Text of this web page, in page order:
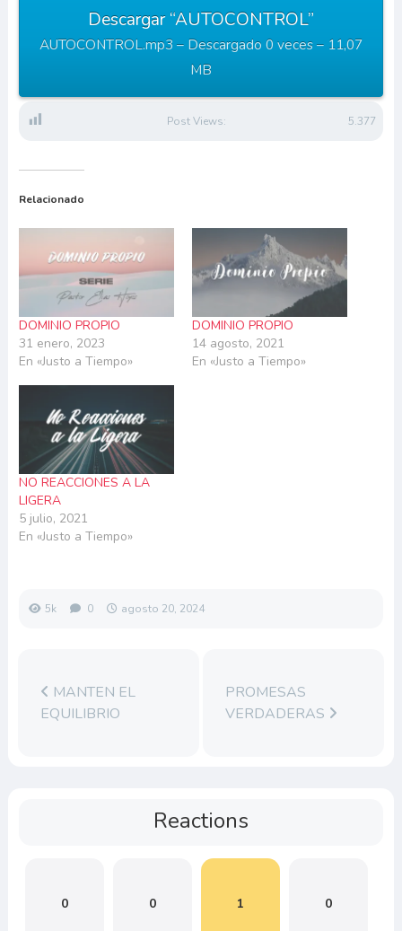
Descargar “AUTOCONTROL”
AUTOCONTROL.mp3 – Descargado 0 veces – 11,07
MB
Post Views: 5.377
Relacionado
DOMINIO PROPIO
31 enero, 2023
En «Justo a Tiempo»
DOMINIO PROPIO
14 agosto, 2021
En «Justo a Tiempo»
NO REACCIONES A LA
LIGERA
5 julio, 2021
En «Justo a Tiempo»
5k 0 agosto 20, 2024
MANTEN EL
EQUILIBRIO
PROMESAS
VERDADERAS
Reactions
0 0 1 0